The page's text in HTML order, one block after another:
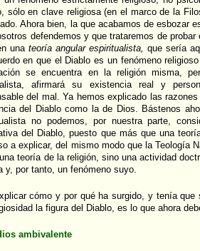
sólo en clave religiosa (en el marco de la
Ahora bien, la que acabamos de esbozar
defendemos y que trataremos de
una teoría angular espiritualista, que sería
en que el Diablo es un fenómeno
se encuentra en la religión misma,
afirmará su existencia real y
del mal. Ya hemos explicado las
del Diablo como la de Dios. Bástenos
no podemos, por nuestra parte,
del Diablo, puesto que más que una
a explicar, del mismo modo que la Teología
teoría de la religión, sino una actividad
y, por tanto, un fenómeno suyo.
cómo y por qué ha surgido, y tenía
la figura del Diablo, es lo que ahora
ambivalente